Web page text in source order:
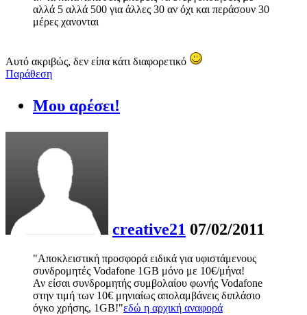
αλλά 5 αλλά 500 για άλλες 30 αν όχι και περάσουν 30
μέρες χανονται
Αυτό ακριβώς, δεν είπα κάτι διαφορετικό
Παράθεση
Μου αρέσει!
creative21 07/02/2011
"Αποκλειστική προσφορά ειδικά για υφιστάμενους
συνδρομητές Vodafone 1GB μόνο με 10€/μήνα!
Αν είσαι συνδρομητής συμβολαίου φωνής Vodafone
στην τιμή των 10€ μηνιαίως απολαμβάνεις διπλάσιο
όγκο χρήσης, 1GB!"εδώ η αρχική αναφορά